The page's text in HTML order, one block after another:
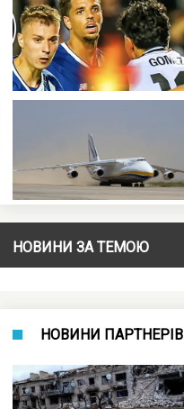
НОВИНИ ЗА ТЕМОЮ
НОВИНИ ПАРТНЕРІВ